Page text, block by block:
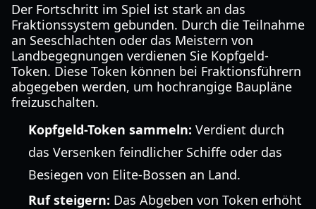
Der Fortschritt im Spiel ist stark an das
Fraktionssystem gebunden. Durch die Teilnahme
an Seeschlachten oder das Meistern von
Landbegegnungen verdienen Sie Kopfgeld-
Token. Diese Token können bei Fraktionsführern
abgegeben werden, um hochrangige Baupläne
freizuschalten.
Kopfgeld-Token sammeln: Verdient durch
das Versenken feindlicher Schiffe oder das
Besiegen von Elite-Bossen an Land.
Ruf steigern: Das Abgeben von Token erhöht